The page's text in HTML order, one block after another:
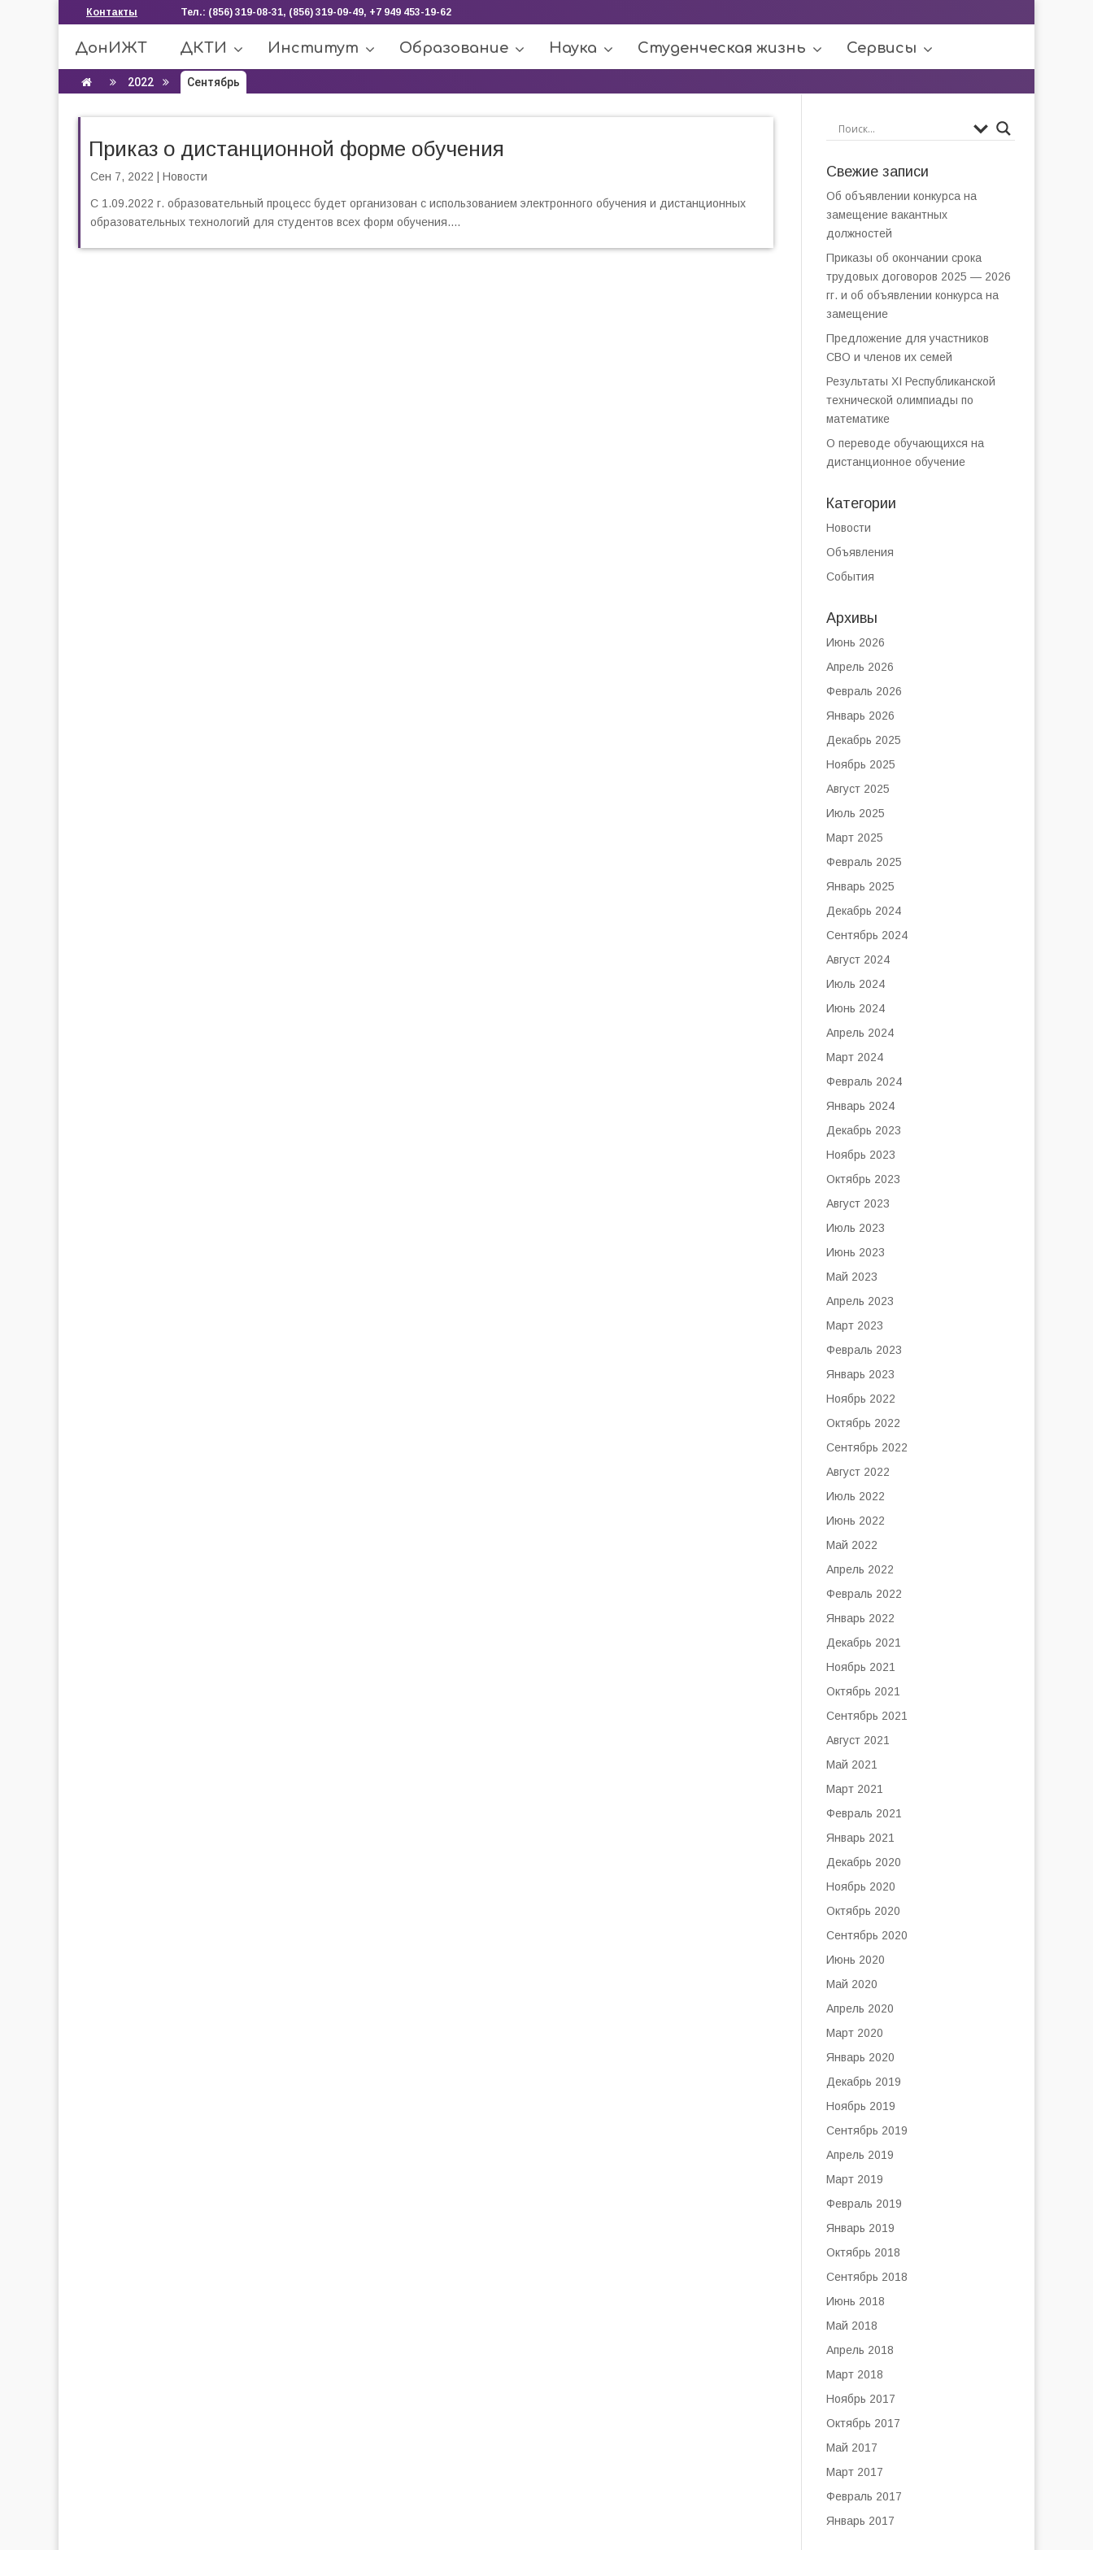
Контакты Тел.: (856) 319-08-31, (856) 319-09-49, +7 949 453-19-62
ДонИЖТ ДКТИ Институт Образование Наука Студенческая жизнь Сервисы
2022 Сентябрь
Приказ о дистанционной форме обучения
Сен 7, 2022 Новости
С 1.09.2022 г. образовательный процесс будет организован с использованием электронного обучения и дистанционных
образовательных технологий для студентов всех форм обучения....
Свежие записи
Об объявлении конкурса на
замещение вакантных
должностей
Приказы об окончании срока
трудовых договоров 2025 — 2026
гг. и об объявлении конкурса на
замещение
Предложение для участников
СВО и членов их семей
Результаты XI Республиканской
технической олимпиады по
математике
О переводе обучающихся на
дистанционное обучение
Категории
Новости
Объявления
События
Архивы
Июнь 2026
Апрель 2026
Февраль 2026
Январь 2026
Декабрь 2025
Ноябрь 2025
Август 2025
Июль 2025
Март 2025
Февраль 2025
Январь 2025
Декабрь 2024
Сентябрь 2024
Август 2024
Июль 2024
Июнь 2024
Апрель 2024
Март 2024
Февраль 2024
Январь 2024
Декабрь 2023
Ноябрь 2023
Октябрь 2023
Август 2023
Июль 2023
Июнь 2023
Май 2023
Апрель 2023
Март 2023
Февраль 2023
Январь 2023
Ноябрь 2022
Октябрь 2022
Сентябрь 2022
Август 2022
Июль 2022
Июнь 2022
Май 2022
Апрель 2022
Февраль 2022
Январь 2022
Декабрь 2021
Ноябрь 2021
Октябрь 2021
Сентябрь 2021
Август 2021
Май 2021
Март 2021
Февраль 2021
Январь 2021
Декабрь 2020
Ноябрь 2020
Октябрь 2020
Сентябрь 2020
Июнь 2020
Май 2020
Апрель 2020
Март 2020
Январь 2020
Декабрь 2019
Ноябрь 2019
Сентябрь 2019
Апрель 2019
Март 2019
Февраль 2019
Январь 2019
Октябрь 2018
Сентябрь 2018
Июнь 2018
Май 2018
Апрель 2018
Март 2018
Ноябрь 2017
Октябрь 2017
Май 2017
Март 2017
Февраль 2017
Январь 2017